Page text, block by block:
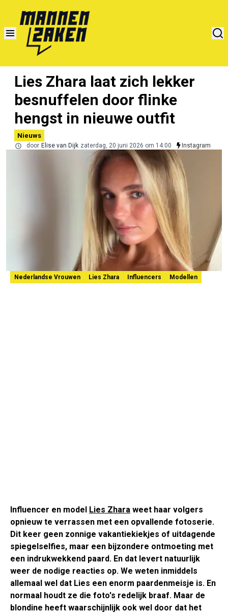
Lies Zhara laat zich lekker
besnuffelen door flinke
hengst in nieuwe outfit
Nieuws
door Elise van Dijk zaterdag, 20 juni 2026 om 14:00 Instagram
Nederlandse Vrouwen Lies Zhara Influencers Modellen
Influencer en model Lies Zhara weet haar volgers
opnieuw te verrassen met een opvallende fotoserie.
Dit keer geen zonnige vakantiekiekjes of uitdagende
spiegelselfies, maar een bijzondere ontmoeting met
een indrukwekkend paard. En dat levert natuurlijk
weer de nodige reacties op. We weten inmiddels
allemaal wel dat Lies een enorm paardenmeisje is. En
normaal houdt ze die foto's redelijk braaf. Maar de
blondine heeft waarschijnlijk ook wel door dat het